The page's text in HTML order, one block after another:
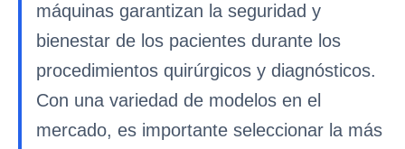
máquinas garantizan la seguridad y
bienestar de los pacientes durante los
procedimientos quirúrgicos y diagnósticos.
Con una variedad de modelos en el
mercado, es importante seleccionar la más